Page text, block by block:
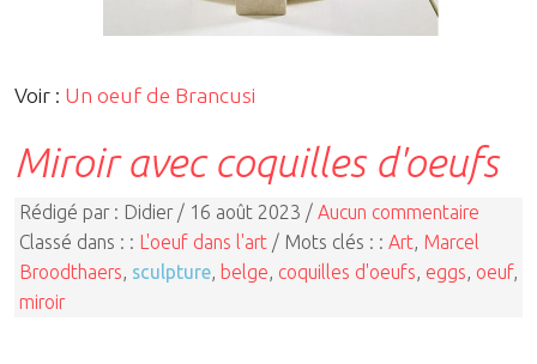
Voir : Un oeuf de Brancusi
Miroir avec coquilles d'oeufs
Rédigé par : Didier / 16 août 2023 / Aucun commentaire
Classé dans : : L'oeuf dans l'art / Mots clés : : Art, Marcel
Broodthaers, sculpture, belge, coquilles d'oeufs, eggs, oeuf,
miroir